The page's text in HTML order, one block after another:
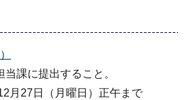
課に提出すること。
月27日（月曜日）正午まで